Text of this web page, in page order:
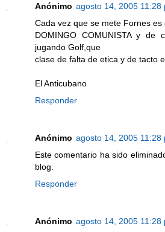
Anónimo agosto 14, 2005 11:28
Cada vez que se mete Fornes es
DOMINGO COMUNISTA y de
jugando Golf,que
clase de falta de etica y de tacto
El Anticubano
Responder
Anónimo agosto 14, 2005 11:28
Este comentario ha sido
blog.
Responder
Anónimo agosto 14, 2005 11:28